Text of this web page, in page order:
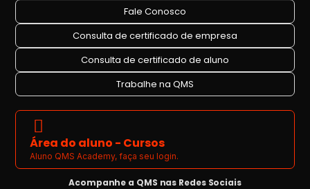
Fale Conosco
Consulta de certificado de empresa
Consulta de certificado de aluno
Trabalhe na QMS
Área do aluno - Cursos
Aluno QMS Academy, faça seu login.
Acompanhe a QMS nas Redes Sociais